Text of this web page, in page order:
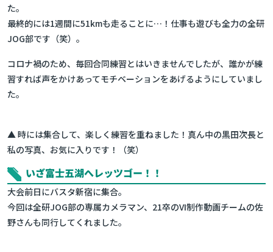
た。
最終的には1週間に51kmも走ることに…！仕事も遊びも全力の全研
JOG部です（笑）。
コロナ禍のため、毎回合同練習とはいきませんでしたが、誰かが練
習すれば声をかけあってモチベーションをあげるようにしていまし
た。
▲ 時には集合して、楽しく練習を重ねました！真ん中の黒田次長と
私の写真、お気に入りです！（笑）
いざ富士五湖へレッツゴー！！
大会前日にバスタ新宿に集合。
今回は全研JOG部の専属カメラマン、21卒のVI制作動画チームの佐
野さんも同行してくれました。